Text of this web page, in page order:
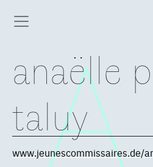
anaëlle
taluy
www.jeunescommissaires.de/